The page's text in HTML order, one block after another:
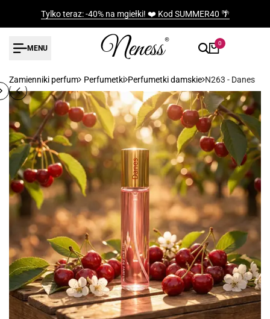
Tylko teraz: -40% na mgiełki! ❤️ Kod SUMMER40 🌴
MENU
0
Zamienniki perfum Perfumetki Perfumetki damskie N263 - Danes